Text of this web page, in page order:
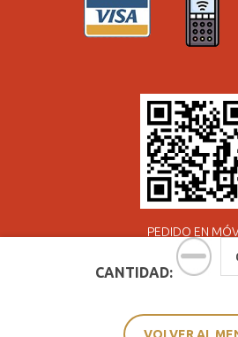
CANTIDAD:
PEDIDO EN
牙网站建设:【A1集团 -